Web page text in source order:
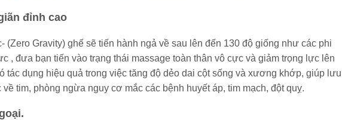
đỉnh cao
(Zero Gravity) ghế sẽ tiến hành ngả về sau lên đến 130 độ giống như các phi
, đưa bạn tiến vào trạng thái massage toàn thân vô cực và giảm trọng lực lên
tác dụng hiệu quả trong việc tăng độ dẻo dai cột sống và xương khớp, giúp lưu
tim, phòng ngừa nguy cơ mắc các bệnh huyết áp, tim mạch, đột quỵ.